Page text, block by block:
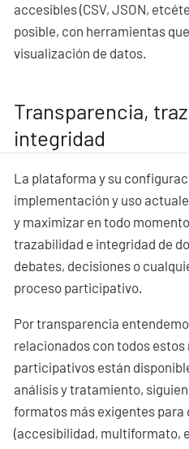
accesibles (CSV, JSON,
posible, con herramientas
visualización de datos.
Transparencia,
integridad
La plataforma y su
implementación y uso
y maximizar en todo
trazabilidad e integridad de
debates, decisiones o
proceso participativo.
Por transparencia
relacionados con todos
participativos están
análisis y tratamiento,
formatos más exigentes
(accesibilidad, multiformato,